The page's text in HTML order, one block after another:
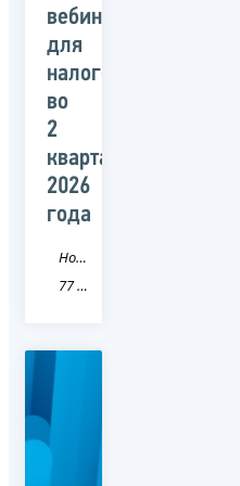
вебинары
для
налогоплательщиков
во
2
квартале
2026
года
Новость
77 город Москва